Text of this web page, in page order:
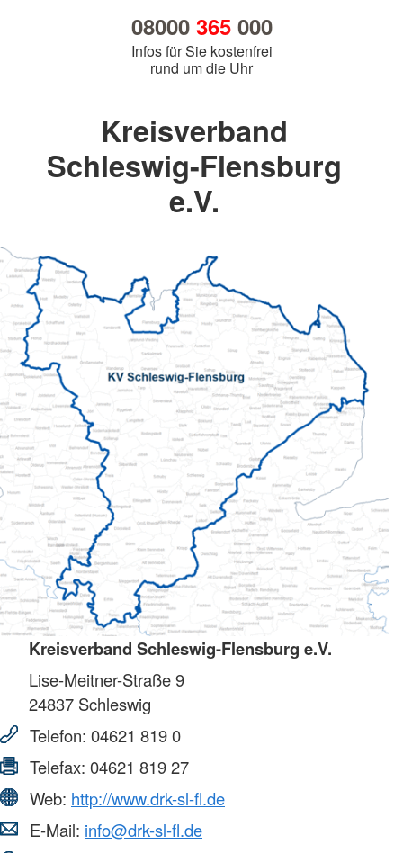
08000 365000
Infos für Sie kostenfrei
rund um die Uhr
Kreisverband
Schleswig-Flensburg
e.V.
Kreisverband Schleswig-Flensburg e.V.
Lise-Meitner-Straße 9
24837 Schleswig
Telefon: 04621 819 0
Telefax: 04621 819 27
Web: http://www.drk-sl-fl.de
E-Mail: info@drk-sl-fl.de